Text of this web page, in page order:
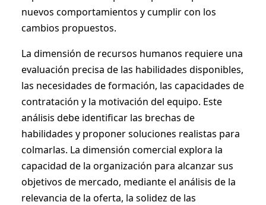
nuevos comportamientos y cumplir con los
cambios propuestos.
La dimensión de recursos humanos requiere una
evaluación precisa de las habilidades disponibles,
las necesidades de formación, las capacidades de
contratación y la motivación del equipo. Este
análisis debe identificar las brechas de
habilidades y proponer soluciones realistas para
colmarlas. La dimensión comercial explora la
capacidad de la organización para alcanzar sus
objetivos de mercado, mediante el análisis de la
relevancia de la oferta, la solidez de las